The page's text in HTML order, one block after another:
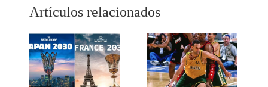
Artículos relacionados